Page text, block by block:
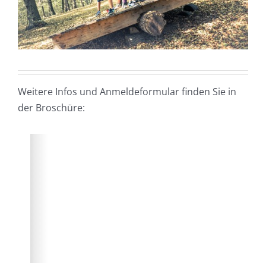
Weitere Infos und Anmeldeformular finden Sie in
der Broschüre: